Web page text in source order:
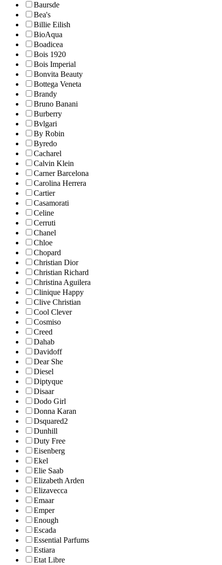
Baursde
Bea's
Billie Eilish
BioAqua
Boadicea
Bois 1920
Bois Imperial
Bonvita Beauty
Bottega Veneta
Brandy
Bruno Banani
Burberry
Bvlgari
By Robin
Byredo
Cacharel
Calvin Klein
Carner Barcelona
Carolina Herrera
Cartier
Casamorati
Celine
Cerruti
Chanel
Chloe
Chopard
Christian Dior
Christian Richard
Christina Aguilera
Clinique Happy
Clive Christian
Cool Clever
Cosmiso
Creed
Dahab
Davidoff
Dear She
Diesel
Diptyque
Disaar
Dodo Girl
Donna Karan
Dsquared2
Dunhill
Duty Free
Eisenberg
Ekel
Elie Saab
Elizabeth Arden
Elizavecca
Emaar
Emper
Enough
Escada
Essential Parfums
Estiara
Etat Libre